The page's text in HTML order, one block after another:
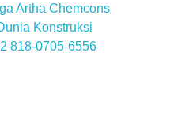
Artha Chemcons
Konstruksi
818-0705-6556